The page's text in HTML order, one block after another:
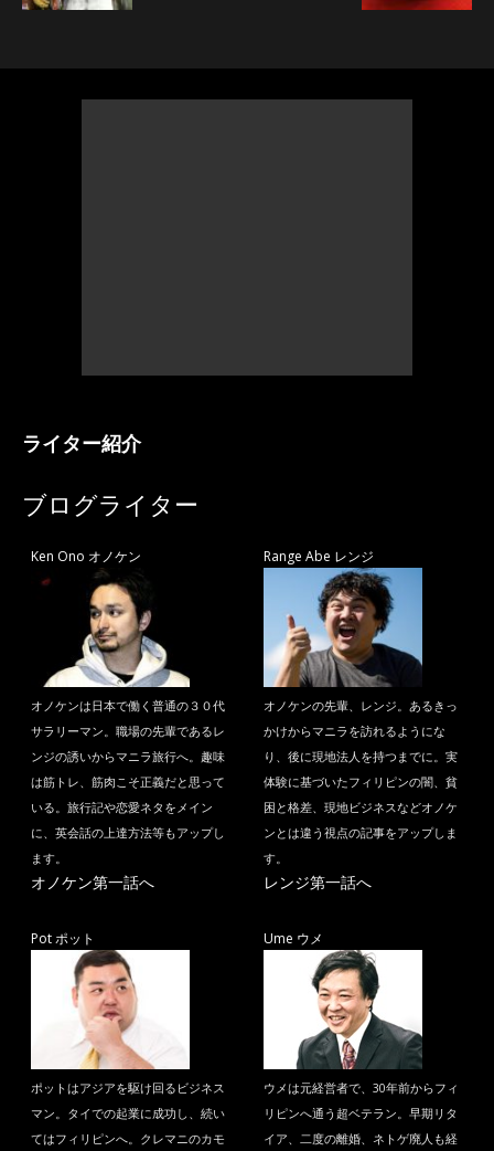
ライター紹介
ブログライター
Ken Ono オノケン
オノケンは日本で働く普通の３０代
サラリーマン。職場の先輩であるレ
ンジの誘いからマニラ旅行へ。趣味
は筋トレ、筋肉こそ正義だと思って
いる。旅行記や恋愛ネタをメイン
に、英会話の上達方法等もアップし
ます。
オノケン第一話へ
Range Abe レンジ
オノケンの先輩、レンジ。あるきっ
かけからマニラを訪れるようにな
り、後に現地法人を持つまでに。実
体験に基づいたフィリピンの闇、貧
困と格差、現地ビジネスなどオノケ
ンとは違う視点の記事をアップしま
す。
レンジ第一話へ
Pot ポット
ポットはアジアを駆け回るビジネス
マン。タイでの起業に成功し、続い
てはフィリピンへ。クレマニのカモ
Ume ウメ
ウメは元経営者で、30年前からフィ
リピンへ通う超ベテラン。早期リタ
イア、二度の離婚、ネトゲ廃人も経